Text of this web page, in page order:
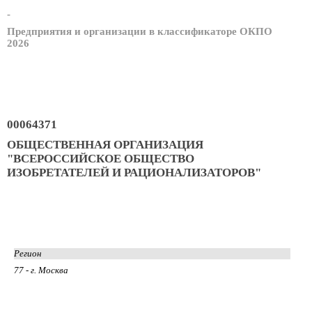
-
Предприятия и организации в классификаторе ОКПО
2026
00064371
ОБЩЕСТВЕННАЯ ОРГАНИЗАЦИЯ
"ВСЕРОССИЙСКОЕ ОБЩЕСТВО
ИЗОБРЕТАТЕЛЕЙ И РАЦИОНАЛИЗАТОРОВ"
Регион
77 - г. Москва